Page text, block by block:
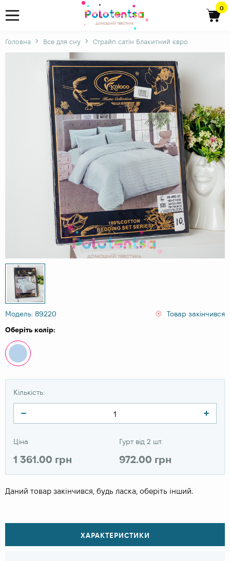
0
Головна Все для сну Страйп сатін Блакитний євро
Модель: 89220
Товар закінчився
Оберіть колір:
Кількість:
Ціна
1 361.00 грн
Гурт від 2 шт.
972.00 грн
Даний товар закінчився, будь ласка, оберіть інший.
ХАРАКТЕРИСТИКИ